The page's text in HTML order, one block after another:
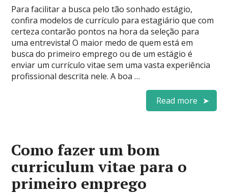
Para facilitar a busca pelo tão sonhado estágio,
confira modelos de currículo para estagiário que com
certeza contarão pontos na hora da seleção para
uma entrevista! O maior medo de quem está em
busca do primeiro emprego ou de um estágio é
enviar um currículo vitae sem uma vasta experiência
profissional descrita nele. A boa …
Read more
Como fazer um bom
curriculum vitae para o
primeiro emprego